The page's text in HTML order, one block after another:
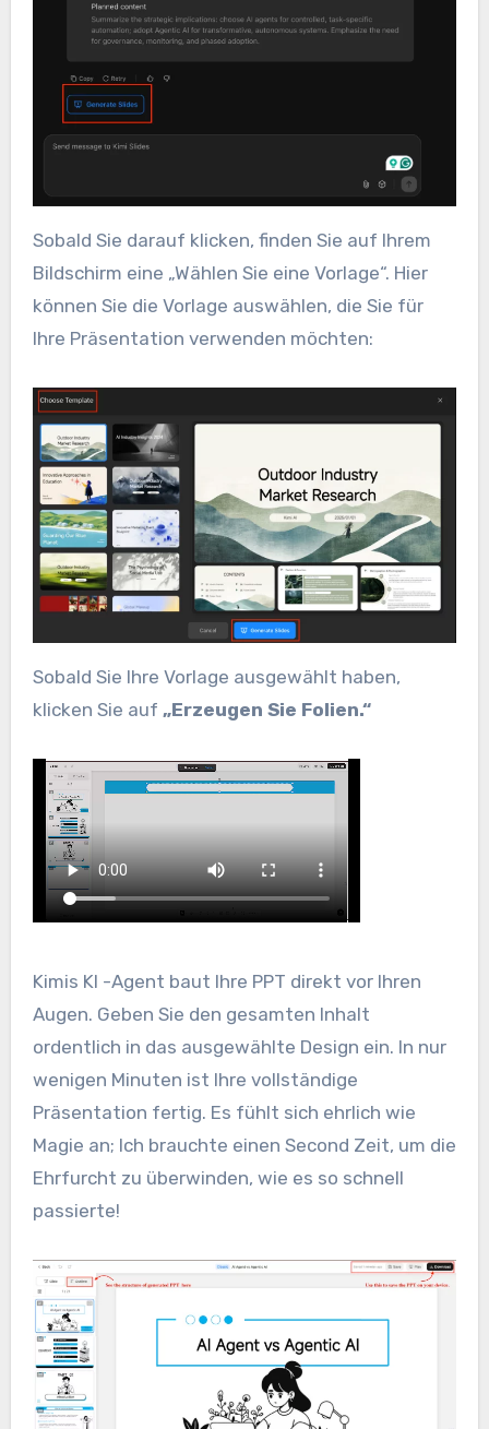
Sobald Sie darauf klicken, finden Sie auf Ihrem
Bildschirm eine „Wählen Sie eine Vorlage“. Hier
können Sie die Vorlage auswählen, die Sie für
Ihre Präsentation verwenden möchten:
Sobald Sie Ihre Vorlage ausgewählt haben,
klicken Sie auf „Erzeugen Sie Folien.“
Kimis KI -Agent baut Ihre PPT direkt vor Ihren
Augen. Geben Sie den gesamten Inhalt
ordentlich in das ausgewählte Design ein. In nur
wenigen Minuten ist Ihre vollständige
Präsentation fertig. Es fühlt sich ehrlich wie
Magie an; Ich brauchte einen Second Zeit, um die
Ehrfurcht zu überwinden, wie es so schnell
passierte!